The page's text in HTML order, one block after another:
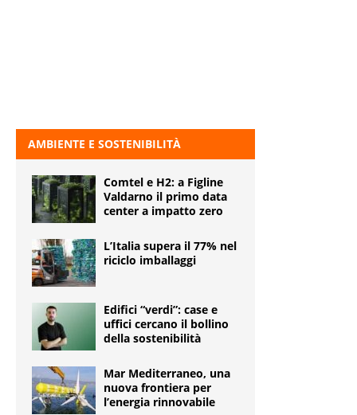
AMBIENTE E SOSTENIBILITÀ
Comtel e H2: a Figline
Valdarno il primo data
center a impatto zero
L’Italia supera il 77% nel
riciclo imballaggi
Edifici “verdi”: case e
uffici cercano il bollino
della sostenibilità
Mar Mediterraneo, una
nuova frontiera per
l’energia rinnovabile